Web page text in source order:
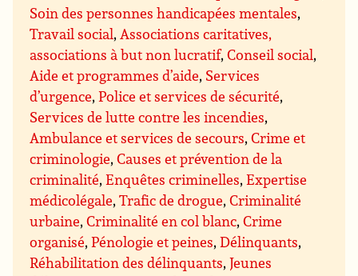
Soin des personnes handicapées mentales,
Travail social,Associations caritatives,
associations à but non lucratif,Conseil social,
Aide et programmes d’aide, Services
d’urgence,Police et services de sécurité,
Services de lutte contre les incendies,
Ambulance et services de secours,Crime et
criminologie,Causes et prévention de la
criminalité,Enquêtes criminelles,Expertise
médicolégale,Trafic de drogue,Criminalité
urbaine,Criminalité en col blanc,Crime
organisé,Pénologie et peines,Délinquants,
Réhabilitation des délinquants,Jeunes